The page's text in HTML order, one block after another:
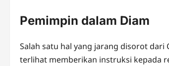
Pemimpin dalam Diam
Salah satu hal yang jarang disorot
terlihat memberikan instruksi kepada